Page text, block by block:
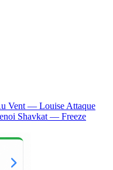
Vent — Louise Attaque
Shavkat — Freeze